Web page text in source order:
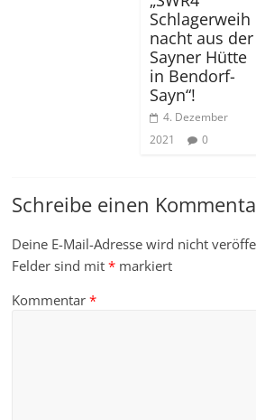
Schlagerweih
nacht aus der
Sayner Hütte
in Bendorf-
Sayn“!
4. Dezember
2021
0
Schreibe einen
Deine E-Mail-Adresse wird nicht
Felder sind mit* markiert
Kommentar*